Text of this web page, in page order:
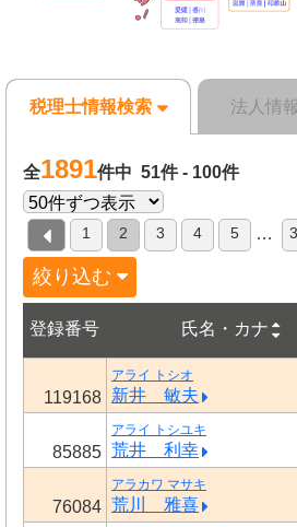
税理士情報検索 法人情
全1891件中 51件 - 100件
1 2 3 4 5 …
絞り込む
登録番号 氏名・カナ
119168
アライ トシオ
新井 敏夫
85885
アライ トシユキ
荒井 利幸
76084
アラカワ マサキ
荒川 雅喜